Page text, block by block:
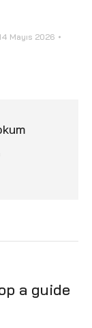
Mayıs 2026
a guide